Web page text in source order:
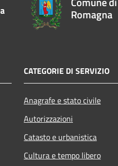
Romagna
CATEGORIE DI SERVIZIO
Anagrafe e stato civile
Autorizzazioni
Catasto e urbanistica
Cultura e tempo libero